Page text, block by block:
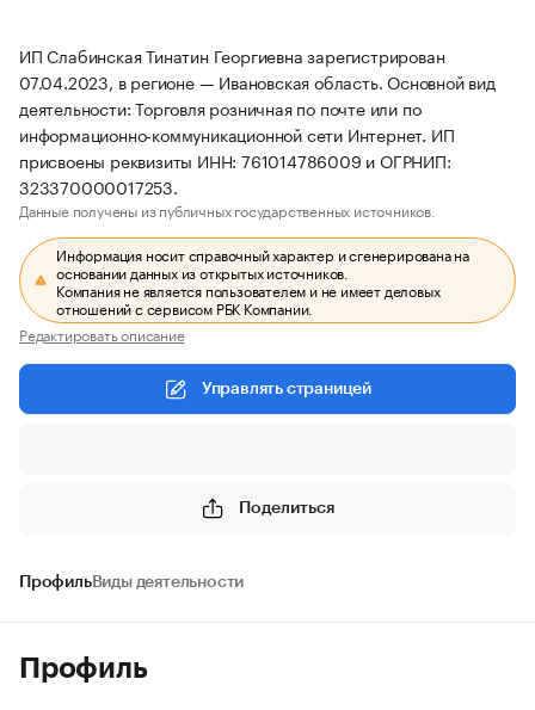
ИП Слабинская Тинатин Георгиевна зарегистрирован
07.04.2023, в регионе — Ивановская область. Основной вид
деятельности: Торговля розничная по почте или по
информационно-коммуникационной сети Интернет. ИП
присвоены реквизиты ИНН: 761014786009 и ОГРНИП:
323370000017253.
Данные получены из публичных государственных источников.
Информация носит справочный характер и сгенерирована на
основании данных из открытых источников.
Компания не является пользователем и не имеет деловых
отношений с сервисом РБК Компании.
Редактировать описание
Управлять страницей
Поделиться
ПрофильВиды деятельности
Профиль